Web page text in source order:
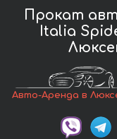
Прокат
Italia
Авто-Аренда в